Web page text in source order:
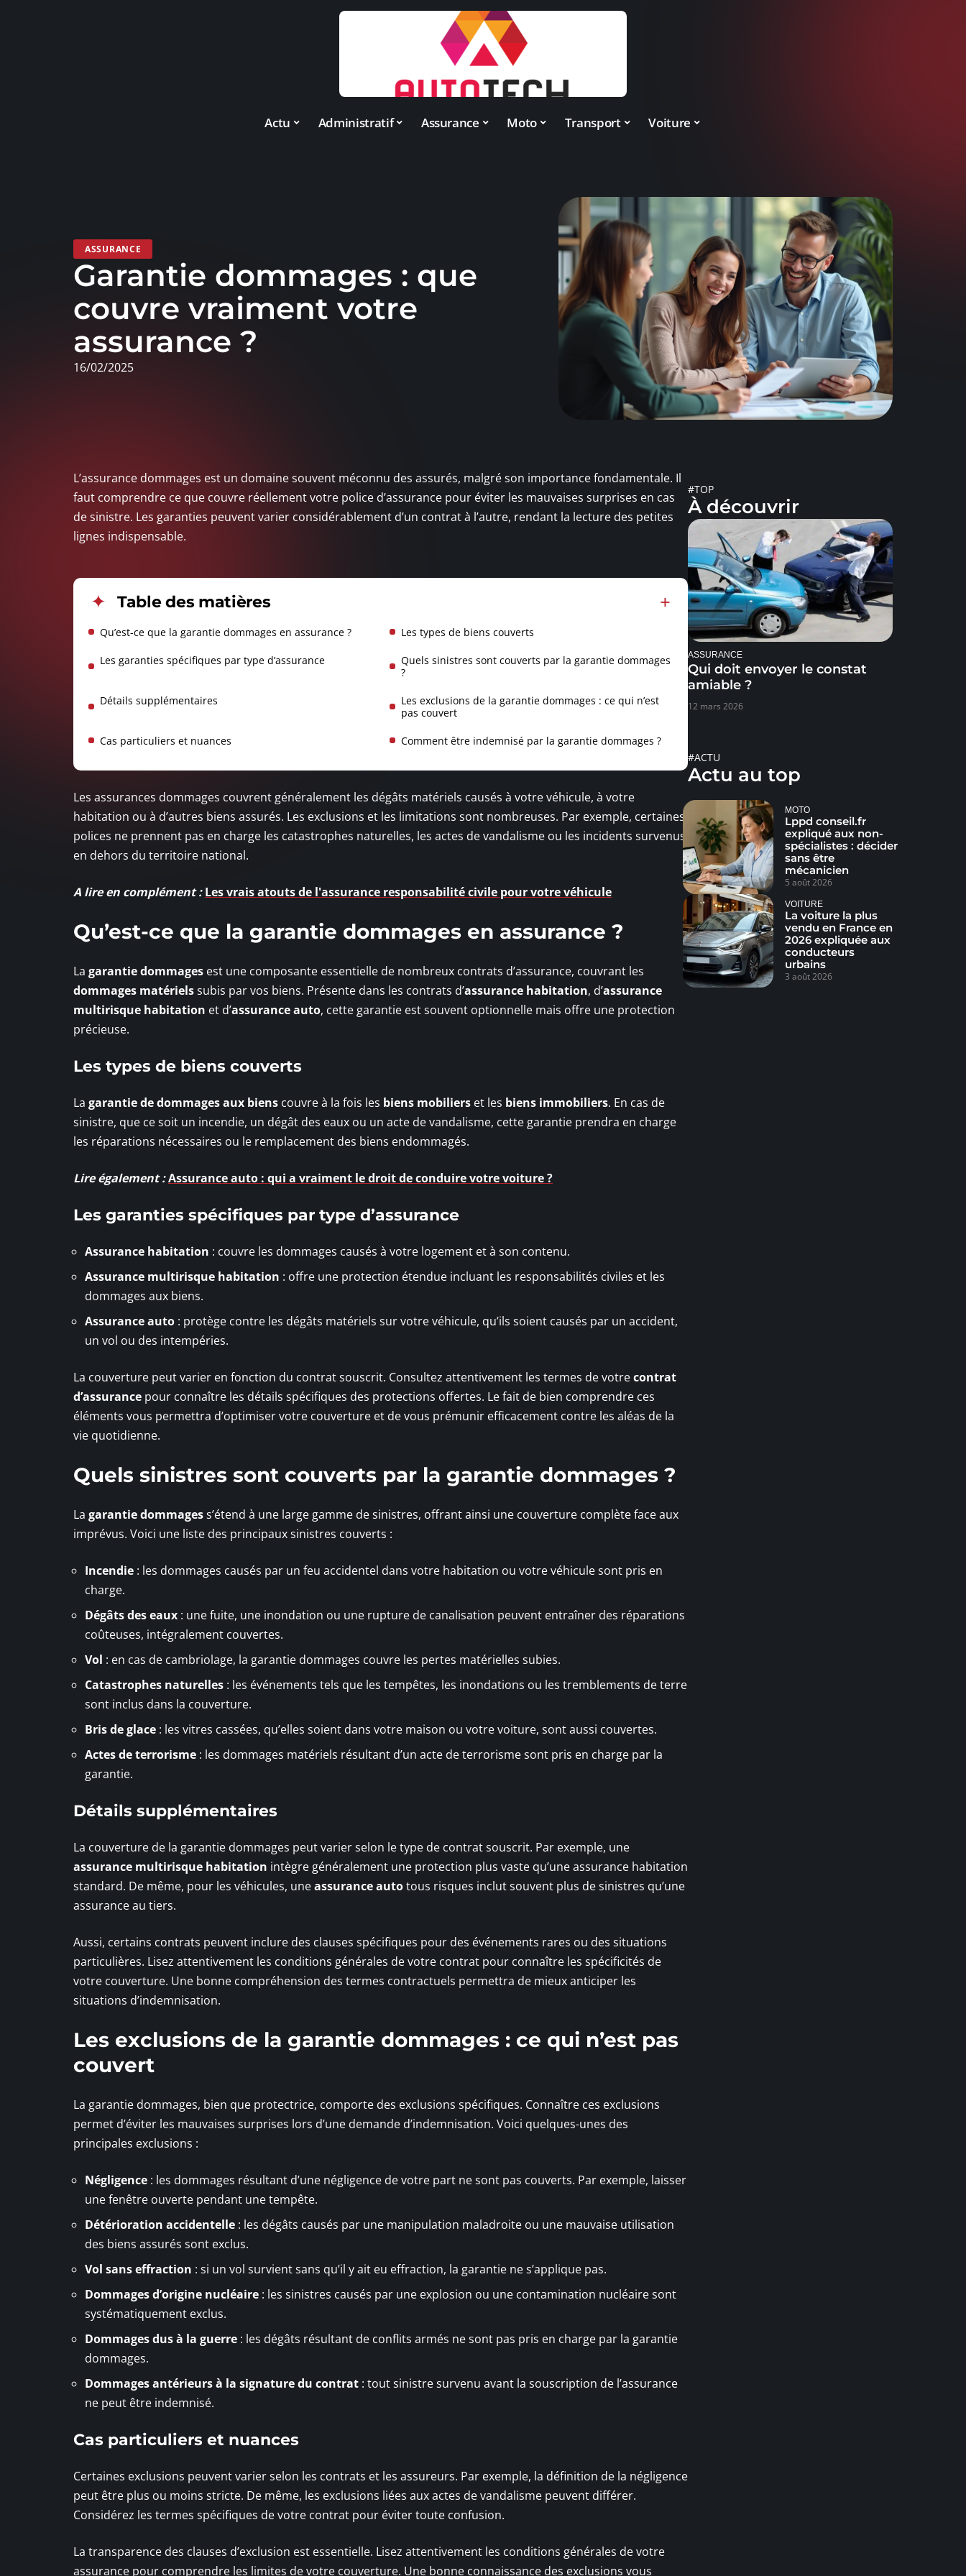
Actu Administratif Assurance Moto Transport Voiture
ASSURANCE
Garantie dommages : que
couvre vraiment votre
assurance ?
16/02/2025
L’assurance dommages est un domaine souvent méconnu des assurés, malgré son importance fondamentale. Il
faut comprendre ce que couvre réellement votre police d’assurance pour éviter les mauvaises surprises en cas
de sinistre. Les garanties peuvent varier considérablement d’un contrat à l’autre, rendant la lecture des petites
lignes indispensable.
Table des matières
Qu’est-ce que la garantie dommages en assurance ? Les types de biens couverts
Les garanties spécifiques par type d’assurance
Quels sinistres sont couverts par la garantie dommages
?
Détails supplémentaires
Les exclusions de la garantie dommages : ce qui n’est
pas couvert
Cas particuliers et nuances Comment être indemnisé par la garantie dommages ?
Les assurances dommages couvrent généralement les dégâts matériels causés à votre véhicule, à votre
habitation ou à d’autres biens assurés. Les exclusions et les limitations sont nombreuses. Par exemple, certaines
polices ne prennent pas en charge les catastrophes naturelles, les actes de vandalisme ou les incidents survenus
en dehors du territoire national.
A lire en complément : Les vrais atouts de l'assurance responsabilité civile pour votre véhicule
Qu’est-ce que la garantie dommages en assurance ?
La garantie dommages est une composante essentielle de nombreux contrats d’assurance, couvrant les
dommages matérielssubis par vos biens. Présente dans les contrats d’assurance habitation, d’assurance
multirisque habitation et d’assurance auto, cette garantie est souvent optionnelle mais offre une protection
précieuse.
Les types de biens couverts
La garantie de dommages aux biens couvre à la fois les biens mobiliers et les biens immobiliers. En cas de
sinistre, que ce soit un incendie, un dégât des eaux ou un acte de vandalisme, cette garantie prendra en charge
les réparations nécessaires ou le remplacement des biens endommagés.
Lire également :Assurance auto : qui a vraiment le droit de conduire votre voiture ?
Les garanties spécifiques par type d’assurance
Assurance habitation : couvre les dommages causés à votre logement et à son contenu.
Assurance multirisque habitation : offre une protection étendue incluant les responsabilités civiles et les
dommages aux biens.
Assurance auto : protège contre les dégâts matériels sur votre véhicule, qu’ils soient causés par un accident,
un vol ou des intempéries.
La couverture peut varier en fonction du contrat souscrit. Consultez attentivement les termes de votrecontrat
d’assurance pour connaître les détails spécifiques des protections offertes. Le fait de bien comprendre ces
éléments vous permettra d’optimiser votre couverture et de vous prémunir efficacement contre les aléas de la
vie quotidienne.
Quels sinistres sont couverts par la garantie dommages ?
La garantie dommagess’étend à une large gamme de sinistres, offrant ainsi une couverture complète face aux
imprévus. Voici une liste des principaux sinistres couverts :
Incendie : les dommages causés par un feu accidentel dans votre habitation ou votre véhicule sont pris en
charge.
Dégâts des eaux : une fuite, une inondation ou une rupture de canalisation peuvent entraîner des réparations
coûteuses, intégralement couvertes.
Vol : en cas de cambriolage, la garantie dommages couvre les pertes matérielles subies.
Catastrophes naturelles : les événements tels que les tempêtes, les inondations ou les tremblements de terre
sont inclus dans la couverture.
Bris de glace : les vitres cassées, qu’elles soient dans votre maison ou votre voiture, sont aussi couvertes.
Actes de terrorisme : les dommages matériels résultant d’un acte de terrorisme sont pris en charge par la
garantie.
Détails supplémentaires
La couverture de la garantie dommages peut varier selon le type de contrat souscrit. Par exemple, une
assurance multirisque habitation intègre généralement une protection plus vaste qu’une assurance habitation
standard. De même, pour les véhicules, uneassurance autotous risques inclut souvent plus de sinistres qu’une
assurance au tiers.
Aussi, certains contrats peuvent inclure des clauses spécifiques pour des événements rares ou des situations
particulières. Lisez attentivement les conditions générales de votre contrat pour connaître les spécificités de
votre couverture. Une bonne compréhension des termes contractuels permettra de mieux anticiper les
situations d’indemnisation.
Les exclusions de la garantie dommages : ce qui n’est pas
couvert
La garantie dommages, bien que protectrice, comporte des exclusions spécifiques. Connaître ces exclusions
permet d’éviter les mauvaises surprises lors d’une demande d’indemnisation. Voici quelques-unes des
principales exclusions :
Négligence : les dommages résultant d’une négligence de votre part ne sont pas couverts. Par exemple, laisser
une fenêtre ouverte pendant une tempête.
Détérioration accidentelle : les dégâts causés par une manipulation maladroite ou une mauvaise utilisation
des biens assurés sont exclus.
Vol sans effraction : si un vol survient sans qu’il y ait eu effraction, la garantie ne s’applique pas.
Dommages d’origine nucléaire : les sinistres causés par une explosion ou une contamination nucléaire sont
systématiquement exclus.
Dommages dus à la guerre : les dégâts résultant de conflits armés ne sont pas pris en charge par la garantie
dommages.
Dommages antérieurs à la signature du contrat : tout sinistre survenu avant la souscription de l’assurance
ne peut être indemnisé.
Cas particuliers et nuances
Certaines exclusions peuvent varier selon les contrats et les assureurs. Par exemple, la définition de la négligence
peut être plus ou moins stricte. De même, les exclusions liées aux actes de vandalisme peuvent différer.
Considérez les termes spécifiques de votre contrat pour éviter toute confusion.
La transparence des clauses d’exclusion est essentielle. Lisez attentivement les conditions générales de votre
assurance pour comprendre les limites de votre couverture. Une bonne connaissance des exclusions vous
#TOP
À découvrir
ASSURANCE
Qui doit envoyer le constat
amiable ?
12 mars 2026
#ACTU
Actu au top
MOTO
Lppd conseil.fr
expliqué aux non-
spécialistes : décider
sans être
mécanicien
5 août 2026
VOITURE
La voiture la plus
vendu en France en
2026 expliquée aux
conducteurs
urbains
3 août 2026